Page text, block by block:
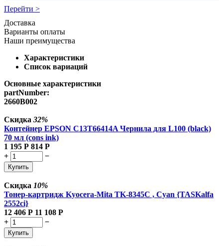
Перейти >
Доставка
Варианты оплаты
Наши преимущества
Характеристики
Список вариаций
Основные характеристики
partNumber:
2660B002
Скидка 32%
Контейнер EPSON C13T66414A Чернила для L100 (black)
70 мл (cons ink)
1 195 Р 814 Р
+
−
Купить
Скидка 10%
Тонер-картридж Kyocera-Mita TK-8345C , Cyan {TASKalfa
2552ci}
12 406 Р 11 108 Р
+
−
Купить